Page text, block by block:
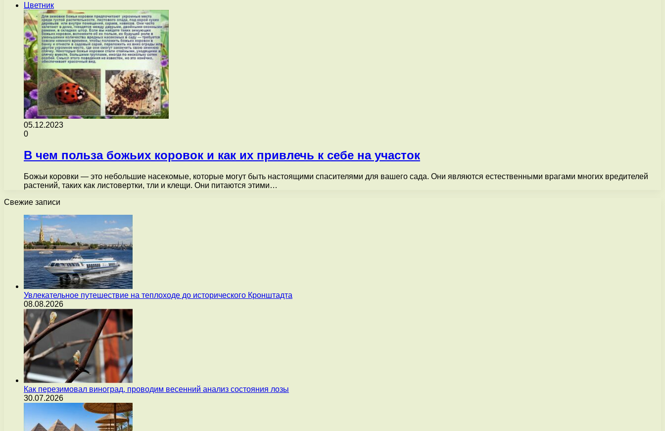
Цветник
05.12.2023
0
В чем польза божьих коровок и как их привлечь к себе на участок
Божьи коровки — это небольшие насекомые, которые могут быть настоящими спасителями для вашего сада. Они являются естественными врагами многих вредителей
растений, таких как листовертки, тли и клещи. Они питаются этими…
Свежие записи
Увлекательное путешествие на теплоходе до исторического Кронштадта
08.08.2026
Как перезимовал виноград, проводим весенний анализ состояния лозы
30.07.2026